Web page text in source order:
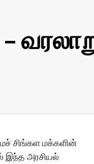
சிங்கள மக்களின்
இந்த அரசியல்